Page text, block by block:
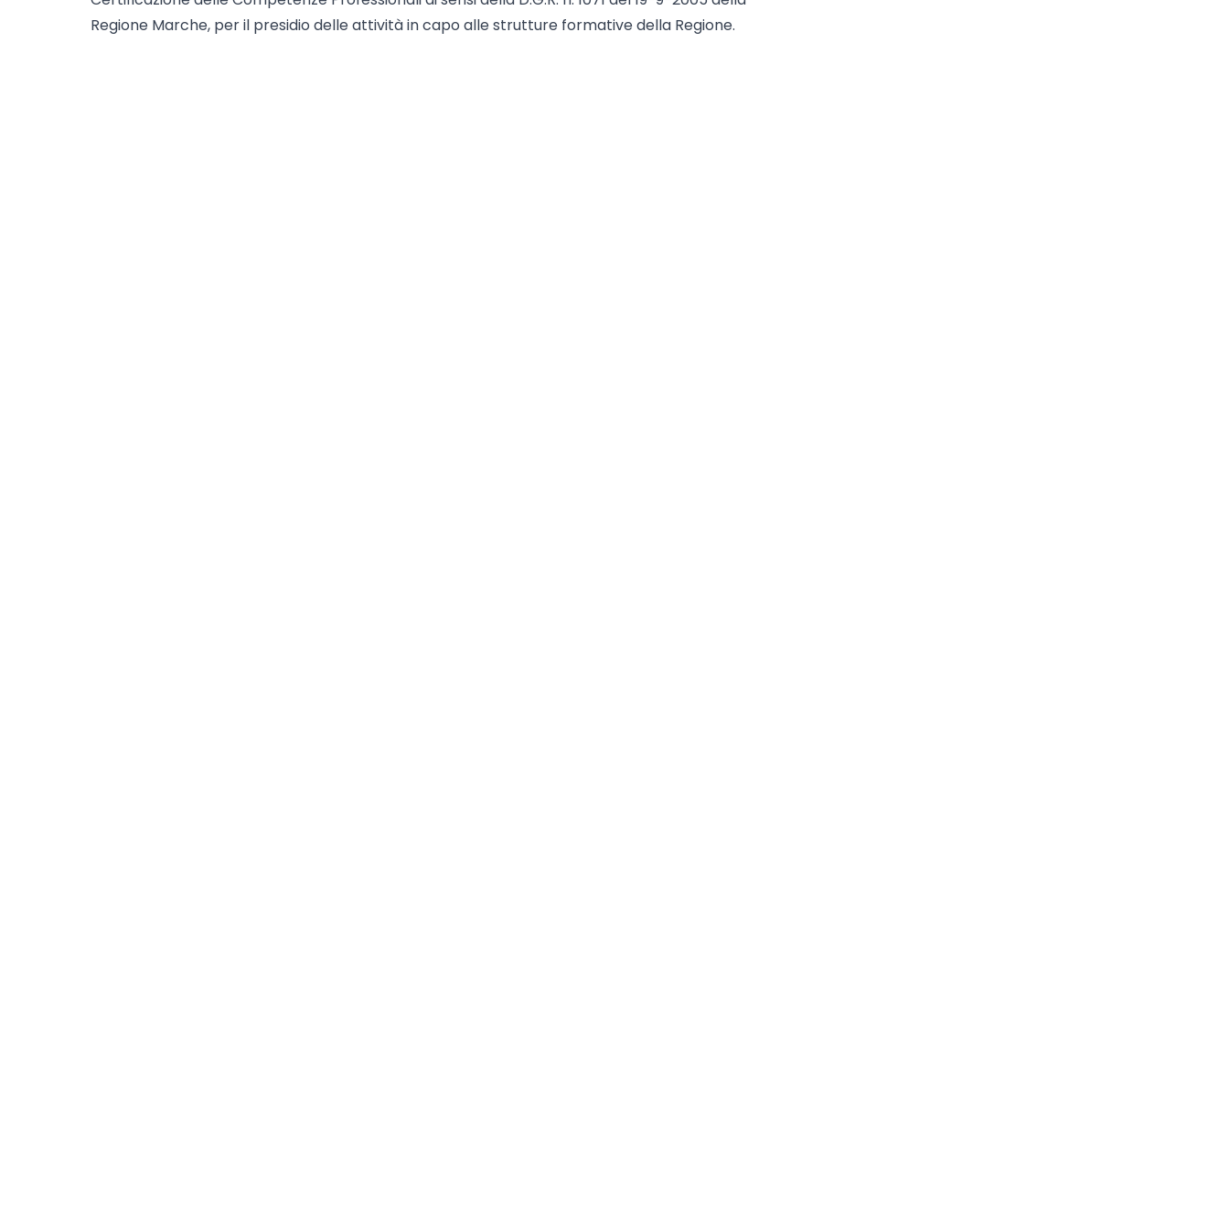
Le diverse tipologie di Budget: Budget a costi Reali, con cenni sulle Opzione di Costo
Regione Marche, per il presidio delle attività in capo alle strutture formative della Regione.